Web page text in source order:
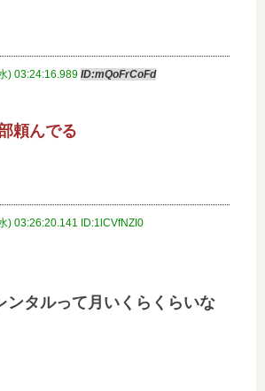
) 03:24:16.989 ID:mQoFrCoFd
頼んでる
) 03:26:20.141 ID:1lCVfNZI0
ンタルって月いくらくらいな